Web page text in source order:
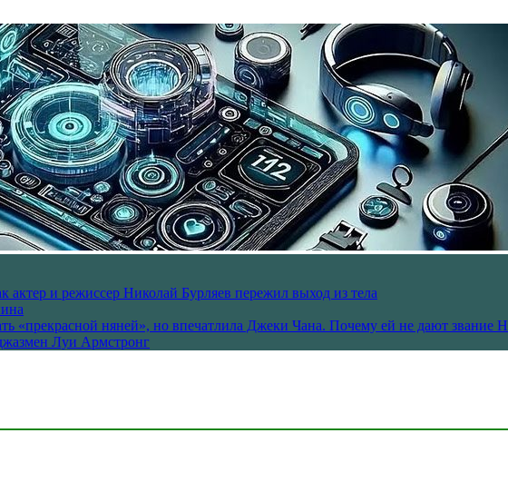
актер и режиссер Николай Бурляев пережил выход из тела
«прекрасной няней», но впечатлила Джеки Чана. Почему ей не дают звание
Луи Армстронг